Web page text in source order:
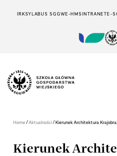
IRKSYLABUS SGGWE-HMSINTRANETE-
Home/Aktualności/Kierunek Architektura
Kierunek